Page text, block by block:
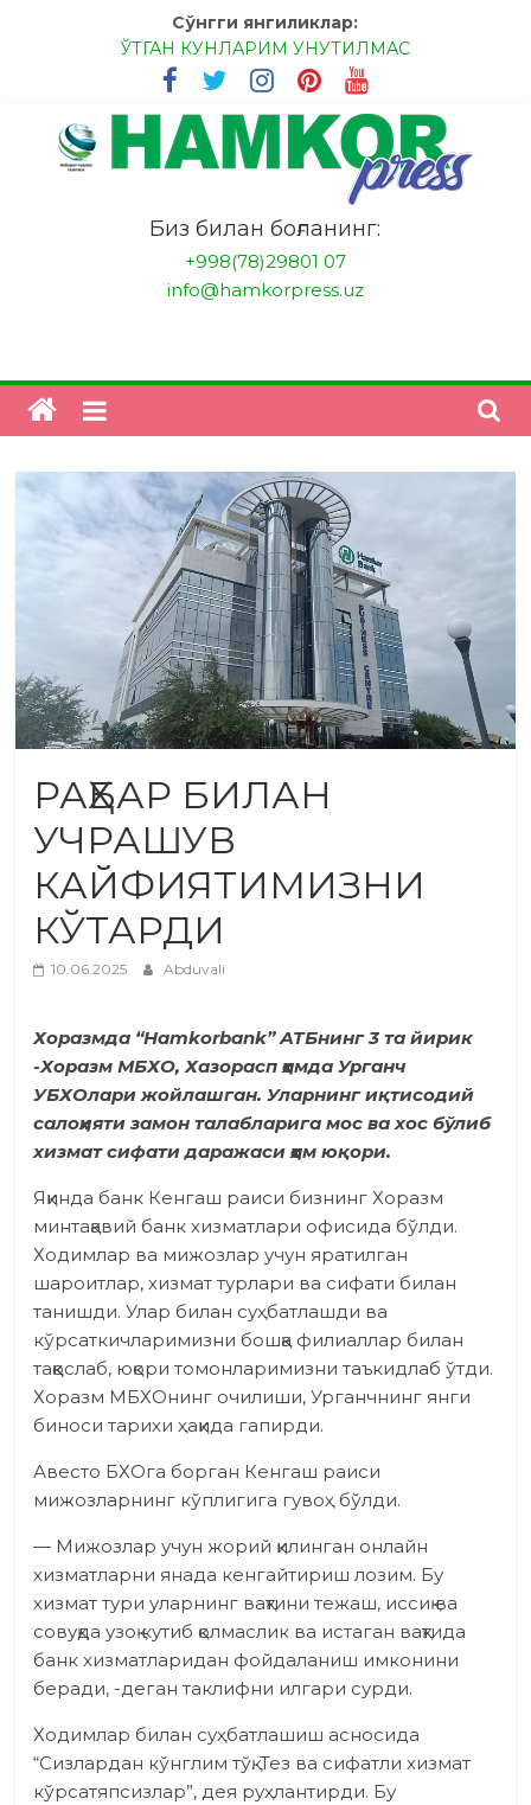
Сўнгги янгиликлар:
ЎТГАН КУНЛАРИМ УНУТИЛМАС
МЕССИ ВА РОНАЛДУ, АНА ЭНДИ ИККАЛАНГ ҲАМ
ҲУСАНОВГА ТАН БЕРИНГЛАР!
МЕҲР ОРҚАЛИ ШИФО
БАНКДА ИШЛАШ ОСОНМИ?
НАТИЖАГА ЭРИШИШ ЎЗ ҚЎЛИМИЗДА
"HamkorPress"
Биз билан боғланинг:
+998(78)29801 07
info@hamkorpress.uz
РАҲБАР БИЛАН
УЧРАШУВ
КАЙФИЯТИМИЗНИ
КЎТАРДИ
10.06.2025 Abduvali
Хоразмда “Hamkorbank” АТБнинг 3 та йирик
-Хоразм МБХО, Хазорасп ҳамда Урганч
УБХОлари жойлашган. Уларнинг иқтисодий
салоҳияти замон талабларига мос ва хос бўлиб
хизмат сифати даражаси ҳам юқори.
Яқинда банк Кенгаш раиси бизнинг Хоразм
минтақавий банк хизматлари офисида бўлди.
Ходимлар ва мижозлар учун яратилган
шароитлар, хизмат турлари ва сифати билан
танишди. Улар билан суҳбатлашди ва
кўрсаткичларимизни бошқа филиаллар билан
таққослаб, юқори томонларимизни таъкидлаб ўтди.
Хоразм МБХОнинг очилиши, Урганчнинг янги
биноси тарихи ҳақида гапирди.
Авесто БХОга борган Кенгаш раиси
мижозларнинг кўплигига гувоҳ бўлди.
— Мижозлар учун жорий қилинган онлайн
хизматларни янада кенгайтириш лозим. Бу
хизмат тури уларнинг вақтини тежаш, иссиқ ва
совуқда узоқ кутиб қолмаслик ва истаган вақтида
банк хизматларидан фойдаланиш имконини
беради, -деган таклифни илгари сурди.
Ходимлар билан суҳбатлашиш асносида
“Сизлардан кўнглим тўқ. Тез ва сифатли хизмат
кўрсатяпсизлар”, дея руҳлантирди. Бу